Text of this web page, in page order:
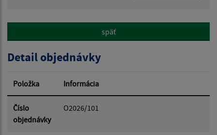
Hľadať v:
Dátum od:
späť
Detail objednávky
Položka Informácia
Číslo
objednávky
O2026/101